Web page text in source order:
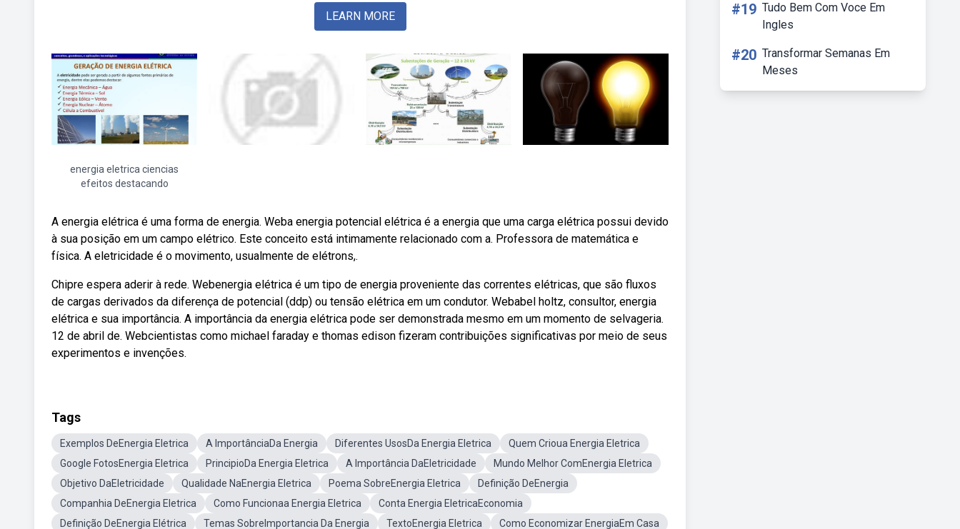
LEARN MORE
energia eletrica ciencias
efeitos destacando
A energia elétrica é uma forma de energia. Weba energia potencial elétrica é a energia que uma carga elétrica possui devido
à sua posição em um campo elétrico. Este conceito está intimamente relacionado com a. Professora de matemática e
física. A eletricidade é o movimento, usualmente de elétrons,.
Chipre espera aderir à rede. Webenergia elétrica é um tipo de energia proveniente das correntes elétricas, que são fluxos
de cargas derivados da diferença de potencial (ddp) ou tensão elétrica em um condutor. Webabel holtz, consultor, energia
elétrica e sua importância. A importância da energia elétrica pode ser demonstrada mesmo em um momento de selvageria.
12 de abril de. Webcientistas como michael faraday e thomas edison fizeram contribuições significativas por meio de seus
experimentos e invenções.
Tags
Exemplos DeEnergia Eletrica A ImportânciaDa Energia Diferentes UsosDa Energia Eletrica
Quem Crioua Energia Eletrica
Google FotosEnergia Eletrica
PrincipioDa Energia Eletrica A Importância DaEletricidade
Mundo Melhor ComEnergia Eletrica
Objetivo DaEletricidade
Qualidade NaEnergia Eletrica Poema SobreEnergia Eletrica
Definição DeEnergia
Companhia DeEnergia Eletrica
Como Funcionaa Energia Eletrica
Conta Energia EletricaEconomia
Definição DeEnergia Elétrica
Temas SobreImportancia Da Energia TextoEnergia Eletrica
Como Economizar EnergiaEm Casa
#19 Tudo Bem Com Voce Em
Ingles
#20 Transformar Semanas Em
Meses